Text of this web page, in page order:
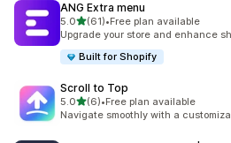
ANG Extra menu
5.0เต็ม 5 ดาว
(61)
ทั้งหมด 61 รีวิว
•Free plan available
Upgrade your store and enhance
Built for Shopify
Scroll to Top
5.0เต็ม 5 ดาว
(6)
ทั้งหมด 6 รีวิว
•Free plan available
Navigate smoothly with a